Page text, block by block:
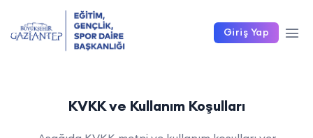
Giriş Yap
KVKK ve Kullanım Koşulları